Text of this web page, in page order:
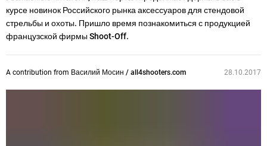
курсе новинок Российского рынка аксессуаров для стендовой
стрельбы и охоты. Пришло время познакомиться с продукцией
французской фирмы Shoot-Off.
A contribution from Василий Мосин / all4shooters.com 28.10.2017